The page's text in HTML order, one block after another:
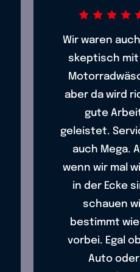
Wir waren
skeptisch
aber da wird
gute
geleistet.
auch Mega.
wenn wir mal
in der Ecke
schauen
bestimmt
vorbei. Egal
Auto oder